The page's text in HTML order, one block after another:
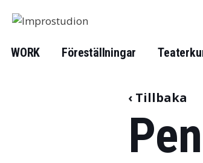
WORK Föreställningar
‹ Tillbaka